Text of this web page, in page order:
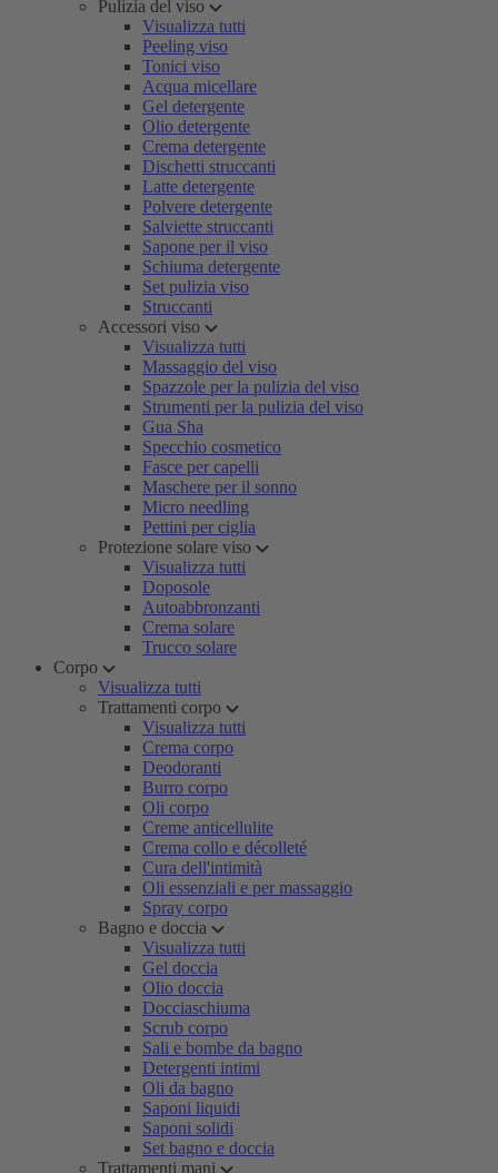
Pulizia del viso
Visualizza tutti
Peeling viso
Tonici viso
Acqua micellare
Gel detergente
Olio detergente
Crema detergente
Dischetti struccanti
Latte detergente
Polvere detergente
Salviette struccanti
Sapone per il viso
Schiuma detergente
Set pulizia viso
Struccanti
Accessori viso
Visualizza tutti
Massaggio del viso
Spazzole per la pulizia del viso
Strumenti per la pulizia del viso
Gua Sha
Specchio cosmetico
Fasce per capelli
Maschere per il sonno
Micro needling
Pettini per ciglia
Protezione solare viso
Visualizza tutti
Doposole
Autoabbronzanti
Crema solare
Trucco solare
Corpo
Visualizza tutti
Trattamenti corpo
Visualizza tutti
Crema corpo
Deodoranti
Burro corpo
Oli corpo
Creme anticellulite
Crema collo e décolleté
Cura dell'intimità
Oli essenziali e per massaggio
Spray corpo
Bagno e doccia
Visualizza tutti
Gel doccia
Olio doccia
Docciaschiuma
Scrub corpo
Sali e bombe da bagno
Detergenti intimi
Oli da bagno
Saponi liquidi
Saponi solidi
Set bagno e doccia
Trattamenti mani